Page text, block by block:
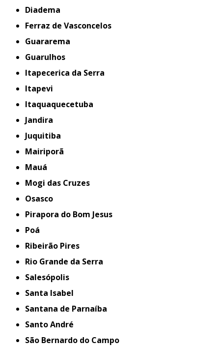
Diadema
Ferraz de Vasconcelos
Guararema
Guarulhos
Itapecerica da Serra
Itapevi
Itaquaquecetuba
Jandira
Juquitiba
Mairiporã
Mauá
Mogi das Cruzes
Osasco
Pirapora do Bom Jesus
Poá
Ribeirão Pires
Rio Grande da Serra
Salesópolis
Santa Isabel
Santana de Parnaíba
Santo André
São Bernardo do Campo